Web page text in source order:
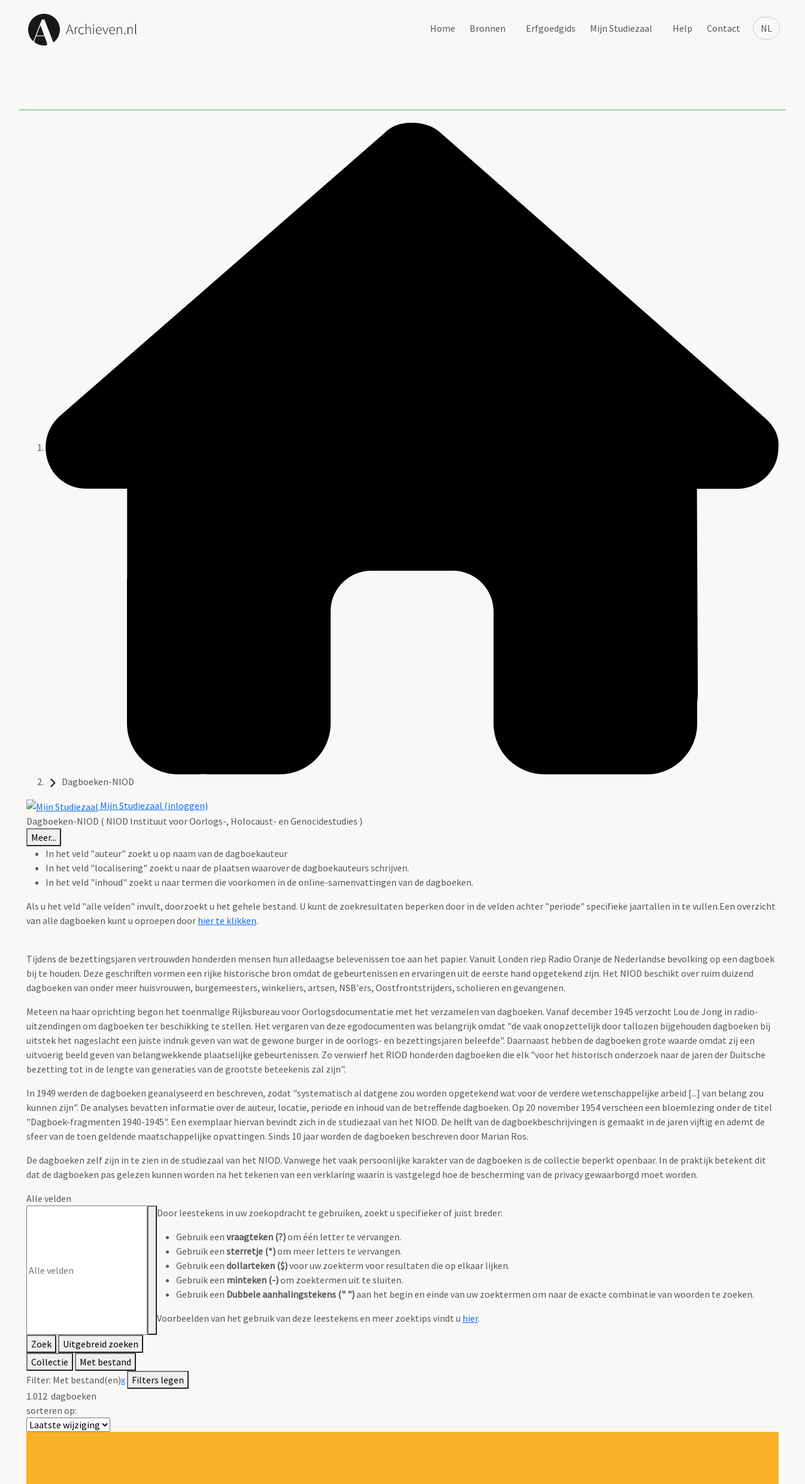
NL
Home Bronnen Erfgoedgids Mijn Studiezaal Help Contact
Dagboeken-NIOD
Mijn Studiezaal (inloggen)
Dagboeken-NIOD ( NIOD Instituut voor Oorlogs-, Holocaust- en Genocidestudies )
Meer...
In het veld "auteur" zoekt u op naam van de dagboekauteur
In het veld "localisering" zoekt u naar de plaatsen waarover de dagboekauteurs schrijven.
In het veld "inhoud" zoekt u naar termen die voorkomen in de online-samenvattingen van de dagboeken.
Als u het veld "alle velden" invult, doorzoekt u het gehele bestand. U kunt de zoekresultaten beperken door in de velden achter "periode" specifieke jaartallen in te vullen.Een overzicht
van alle dagboeken kunt u oproepen door hier te klikken.
Tijdens de bezettingsjaren vertrouwden honderden mensen hun alledaagse belevenissen toe aan het papier. Vanuit Londen riep Radio Oranje de Nederlandse bevolking op een dagboek
bij te houden. Deze geschriften vormen een rijke historische bron omdat de gebeurtenissen en ervaringen uit de eerste hand opgetekend zijn. Het NIOD beschikt over ruim duizend
dagboeken van onder meer huisvrouwen, burgemeesters, winkeliers, artsen, NSB'ers, Oostfrontstrijders, scholieren en gevangenen.
Meteen na haar oprichting begon het toenmalige Rijksbureau voor Oorlogsdocumentatie met het verzamelen van dagboeken. Vanaf december 1945 verzocht Lou de Jong in radio-
uitzendingen om dagboeken ter beschikking te stellen. Het vergaren van deze egodocumenten was belangrijk omdat "de vaak onopzettelijk door tallozen bijgehouden dagboeken bij
uitstek het nageslacht een juiste indruk geven van wat de gewone burger in de oorlogs- en bezettingsjaren beleefde". Daarnaast hebben de dagboeken grote waarde omdat zij een
uitvoerig beeld geven van belangwekkende plaatselijke gebeurtenissen. Zo verwierf het RIOD honderden dagboeken die elk "voor het historisch onderzoek naar de jaren der Duitsche
bezetting tot in de lengte van generaties van de grootste beteekenis zal zijn".
In 1949 werden de dagboeken geanalyseerd en beschreven, zodat "systematisch al datgene zou worden opgetekend wat voor de verdere wetenschappelijke arbeid [...] van belang zou
kunnen zijn". De analyses bevatten informatie over de auteur, locatie, periode en inhoud van de betreffende dagboeken. Op 20 november 1954 verscheen een bloemlezing onder de titel
"Dagboek-fragmenten 1940-1945". Een exemplaar hiervan bevindt zich in de studiezaal van het NIOD. De helft van de dagboekbeschrijvingen is gemaakt in de jaren vijftig en ademt de
sfeer van de toen geldende maatschappelijke opvattingen. Sinds 10 jaar worden de dagboeken beschreven door Marian Ros.
De dagboeken zelf zijn in te zien in de studiezaal van het NIOD. Vanwege het vaak persoonlijke karakter van de dagboeken is de collectie beperkt openbaar. In de praktijk betekent dit
dat de dagboeken pas gelezen kunnen worden na het tekenen van een verklaring waarin is vastgelegd hoe de bescherming van de privacy gewaarborgd moet worden.
Alle velden
Door leestekens in uw zoekopdracht te gebruiken, zoekt u specifieker of juist breder:
Gebruik een vraagteken (?)om één letter te vervangen.
Gebruik een sterretje (*)om meer letters te vervangen.
Gebruik een dollarteken ($)voor uw zoekterm voor resultaten die op elkaar lijken.
Gebruik een minteken (-)om zoektermen uit te sluiten.
Gebruik een Dubbele aanhalingstekens (" ")aan het begin en einde van uw zoektermen om naar de exacte combinatie van woorden te zoeken.
Voorbeelden van het gebruik van deze leestekens en meer zoektips vindt u hier.
Zoek
Uitgebreid zoeken
Collectie
Met bestand
Filter: Met bestand(en)x Filters legen
1.012 dagboeken
sorteren op: